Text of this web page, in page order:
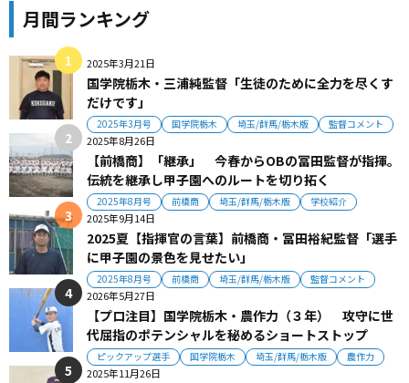
月間ランキング
2025年3月21日
国学院栃木・三浦純監督「生徒のために全力を尽くす
だけです」
2025年3月号 国学院栃木 埼玉/群馬/栃木版 監督コメント
2025年8月26日
【前橋商】「継承」 今春からOBの冨田監督が指揮。
伝統を継承し甲子園へのルートを切り拓く
2025年8月号 前橋商 埼玉/群馬/栃木版 学校紹介
2025年9月14日
2025夏【指揮官の言葉】前橋商・冨田裕紀監督「選手
に甲子園の景色を見せたい」
2025年8月号 前橋商 埼玉/群馬/栃木版 監督コメント
2026年5月27日
【プロ注目】国学院栃木・農作力（３年） 攻守に世
代屈指のポテンシャルを秘めるショートストップ
ピックアップ選手 国学院栃木 埼玉/群馬/栃木版 農作力
2025年11月26日